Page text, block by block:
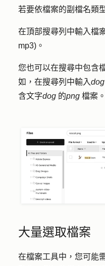
若要依檔案的副檔名類
在頂部搜尋列中輸入檔
mp3)。
您也可以在搜尋中包含
如，在搜尋列中輸入
含文字dog 的png 檔案。
大量選取檔案
在檔案工具中，您可能